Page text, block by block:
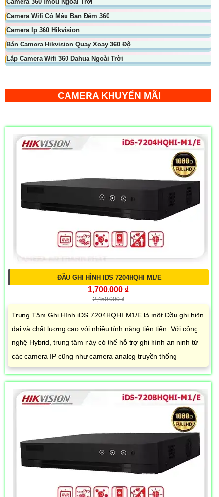
Camera 360 Imou Ngoài Trời
Camera Wifi Có Màu Ban Đêm 360
Camera Ip 360 Hikvision
Bán Camera Hikvision Quay Xoay 360 Độ
Lắp Camera Wifi 360 Dahua Ngoài Trời
CAMERA KHUYẾN MÃI
ĐẦU GHI HÌNH IDS 7204HQHI M1/E
1,700,000 ₫
2,450,000 ₫
Trung Tâm Ghi Hình iDS-7204HQHI-M1/E là một Đầu ghi hiện
đại và chất lượng cao với nhiều tính năng tiên tiến. Với công
nghệ Hybrid, trung tâm này có thể hỗ trợ ghi hình an ninh từ
các camera IP cũng như camera analog truyền thống